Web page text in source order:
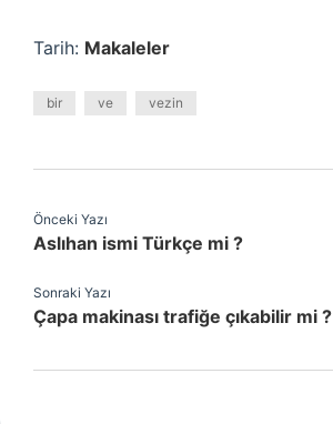
Tarih: Makaleler
bir ve vezin
Önceki Yazı
Aslıhan ismi Türkçe mi ?
Sonraki Yazı
Çapa makinası trafiğe çıkabilir mi ?